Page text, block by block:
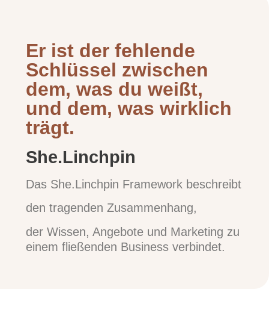
Er ist der fehlende
Schlüssel zwischen
dem, was du weißt,
und dem, was wirklich
trägt.
She.Linchpin
Das She.Linchpin Framework beschreibt
den tragenden Zusammenhang,
der Wissen, Angebote und Marketing zu
einem fließenden Business verbindet.